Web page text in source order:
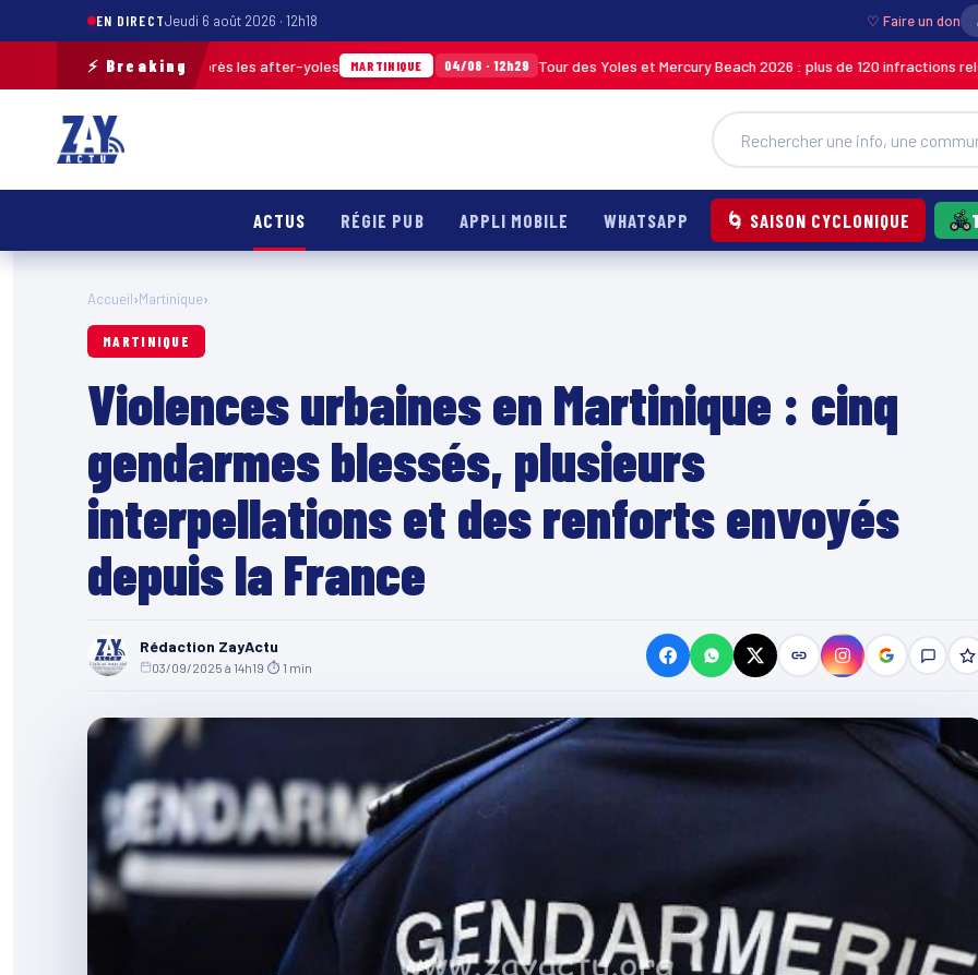
EN DIRECTJeudi 6 août 2026 · 12h18 ♡ Faire un don
⚡ Breaking
ramassés après les after-yoles MARTINIQUE 04/08 · 12h29 Tour des Yoles et Mercury Beach 2026 : plus de 120 infractions relevées lors
ACTUS RÉGIE PUB APPLI MOBILE WHATSAPP 🌀 SAISON CYCLONIQUE
Accueil›Martinique›
MARTINIQUE
Violences urbaines en Martinique : cinq
gendarmes blessés, plusieurs
interpellations et des renforts envoyés
depuis la France
Rédaction ZayActu
03/09/2025 à 14h19 ⏱ 1 min